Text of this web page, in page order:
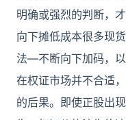
明确或强烈的判断，
向下摊低成本很多现
法—不断向下加码，
在权证市场并不合适
的后果。即使正股出